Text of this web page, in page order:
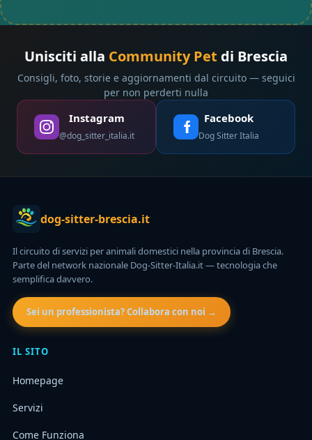
Unisciti alla Community Pet di Brescia
Consigli, foto, storie e aggiornamenti dal circuito — seguici
per non perderti nulla
Instagram
@dog_sitter_italia.it
Facebook
Dog Sitter Italia
dog-sitter-brescia.it
Il circuito di servizi per animali domestici nella provincia di Brescia.
Parte del network nazionale Dog-Sitter-Italia.it — tecnologia che
semplifica davvero.
Sei un professionista? Collabora con noi →
IL SITO
Homepage
Servizi
Come Funziona